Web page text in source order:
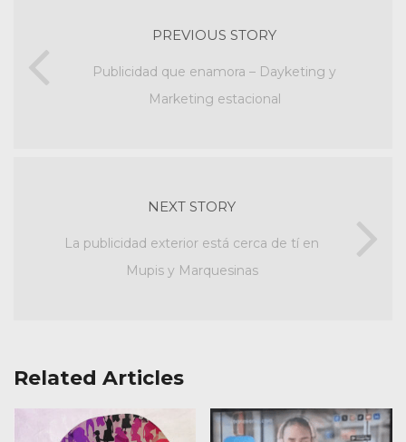
PREVIOUS STORY
Publicidad que enamora – Dayketing y
Marketing estacional
NEXT STORY
La publicidad exterior está cerca de tí en
Mupis y Marquesinas
Related Articles